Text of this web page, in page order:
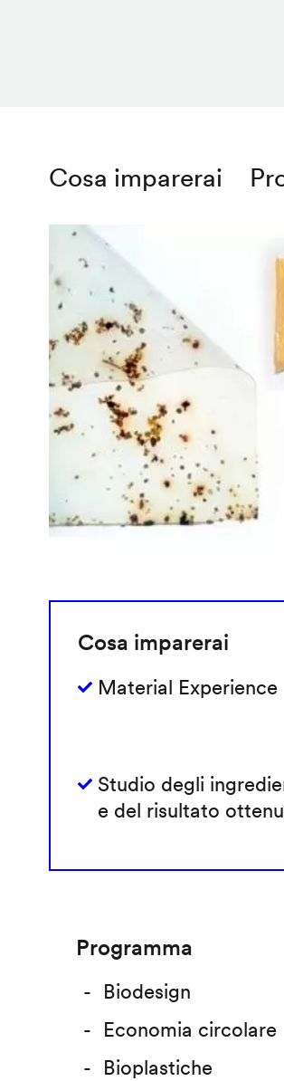
Cosa imparerai
Cosa imparerai
Material Experience
Studio degli
e del risultato
Programma
Biodesign
Economia circolare
Bioplastiche